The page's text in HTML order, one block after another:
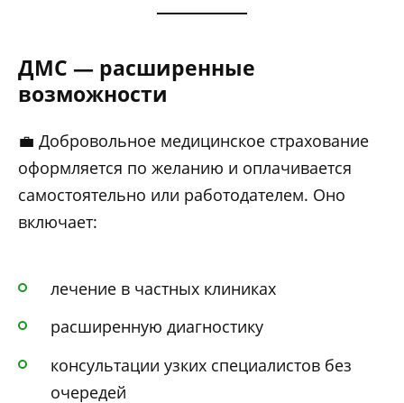
ДМС — расширенные
возможности
💼 Добровольное медицинское страхование
оформляется по желанию и оплачивается
самостоятельно или работодателем. Оно
включает:
лечение в частных клиниках
расширенную диагностику
консультации узких специалистов без
очередей